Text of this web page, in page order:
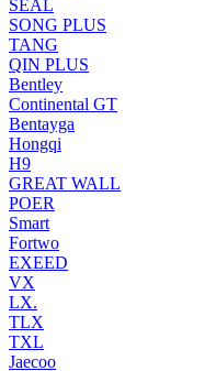
SEAL
SONG PLUS
TANG
QIN PLUS
Bentley
Continental GT
Bentayga
Hongqi
H9
GREAT WALL
POER
Smart
Fortwo
EXEED
VX
LX.
TLX
TXL
Jaecoo